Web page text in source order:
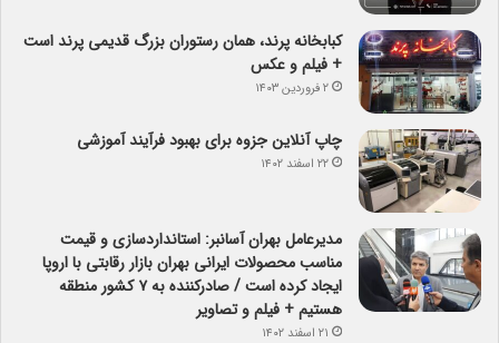
کبابخانه پرند، همان رستوران بزرگ قدیمی پرند است
+ فیلم و عکس
۲ فروردین ۱۴۰۳
چاپ آنلاین جزوه برای بهبود فرآیند آموزشی
۲۲ اسفند ۱۴۰۲
مدیرعامل بهران آسانبر: استانداردسازی و قیمت
مناسب محصولات ایرانی بهران بازار رقابتی با اروپا
ایجاد کرده است / صادرکننده به ۷ کشور منطقه
هستیم + فیلم و تصاویر
۲۱ اسفند ۱۴۰۲